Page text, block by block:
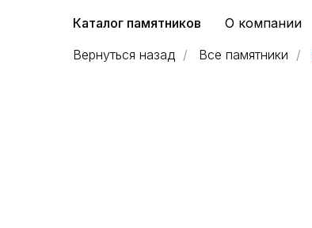
Каталог памятников О компании
Вернуться назад / Все памятники /